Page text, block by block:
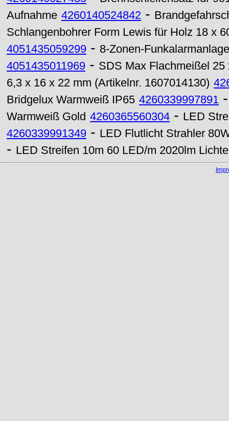
Aufnahme 4260140524842 -
Schlangenbohrer Form Lewis für Holz 18 x
4051435059299 - 8-Zonen-
4051435011969 - SDS Max Flachmeißel 25
6,3 x 16 x 22 mm (Artikelnr. 1607014130)
Bridgelux Warmweiß IP65 4260339997891
Warmweiß Gold 4260365560304 - LED
4260339991349 - LED Flutlicht Strahler
- LED Streifen 10m 60 LED/m 2020lm